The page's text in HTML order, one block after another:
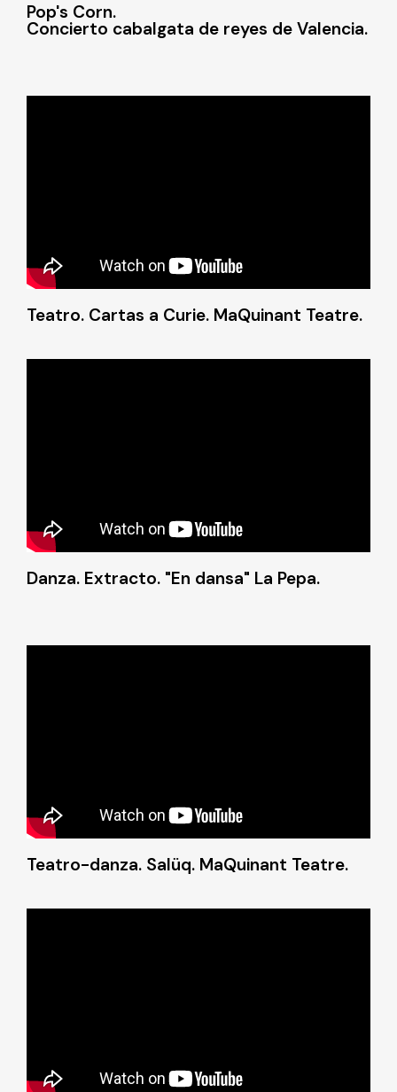
Pop's Corn.
Concierto cabalgata de reyes de Valencia.
Teatro. Cartas a Curie. MaQuinant Teatre.
Danza. Extracto. "En dansa" La Pepa.
Teatro-danza. Salüq. MaQuinant Teatre.